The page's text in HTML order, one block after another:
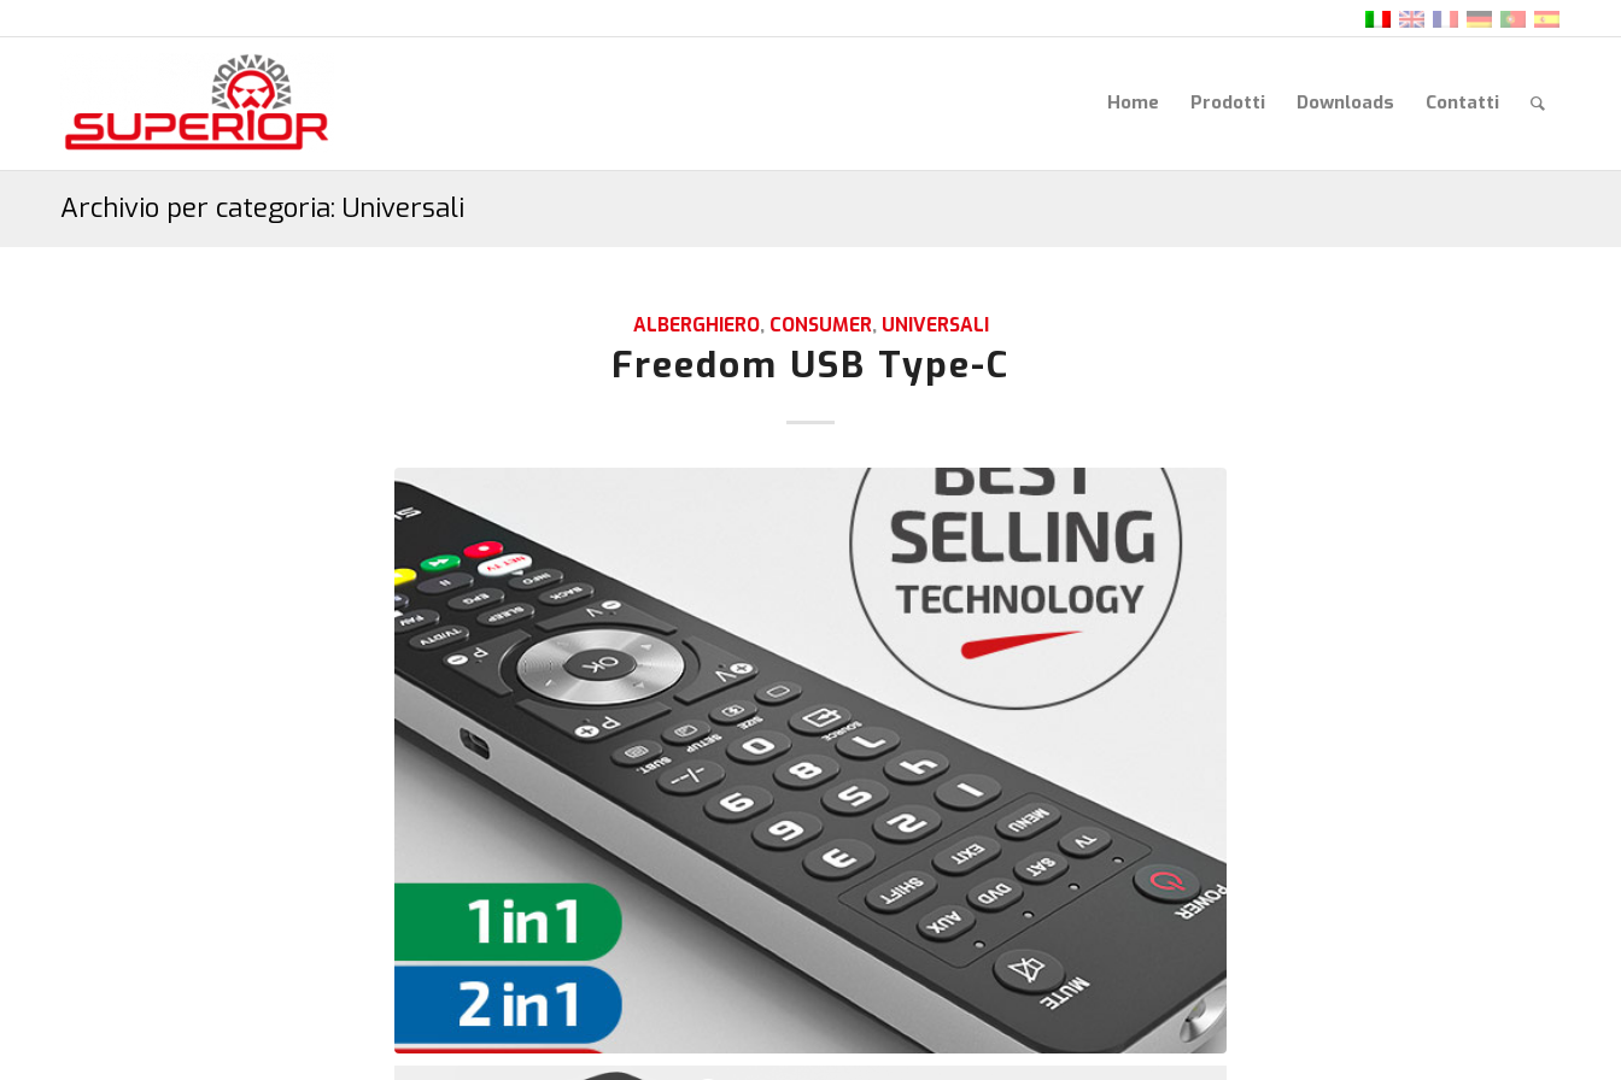
Home Prodotti Downloads Contatti
Archivio per categoria: Universali
ALBERGHIERO, CONSUMER, UNIVERSALI
Freedom USB Type-C